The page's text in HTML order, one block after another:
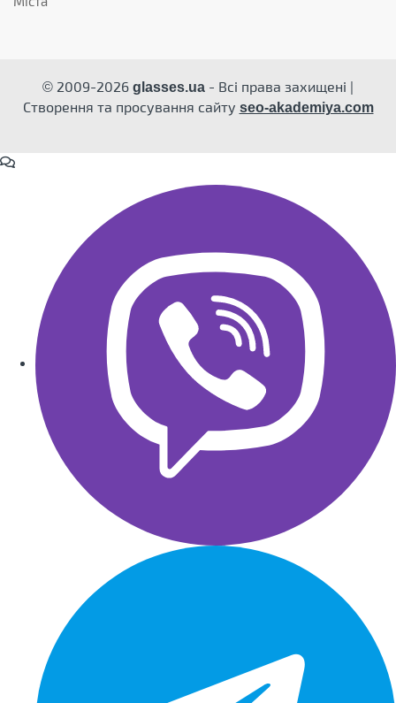
© 2009-2026 glasses.ua - Всі права захищені |
Створення та просування сайту seo-akademiya.com